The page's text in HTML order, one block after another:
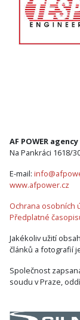
AF POWER
Na Pankráci 1618/
E-mail:
www.afpower.cz
Ochrana osobních
Předplatné
Jakékoliv užití
článků a fotografií
Společnost
soudu v Praze,